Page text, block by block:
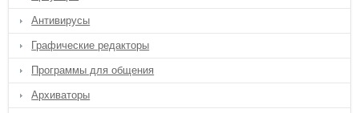
Антивирусы
Графические редакторы
Программы для общения
Архиваторы